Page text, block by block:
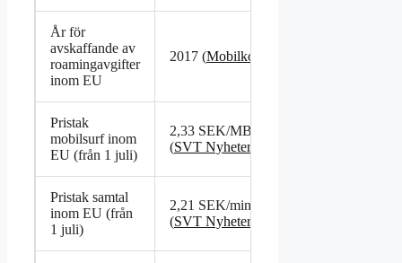
År för
avskaffande av
roamingavgifter
inom EU
2017 (Mobilkoll
Pristak
mobilsurf inom
EU (från 1 juli)
2,33 SEK/MB
(SVT Nyheter
Pristak samtal
inom EU (från
1 juli)
2,21 SEK/min
(SVT Nyheter